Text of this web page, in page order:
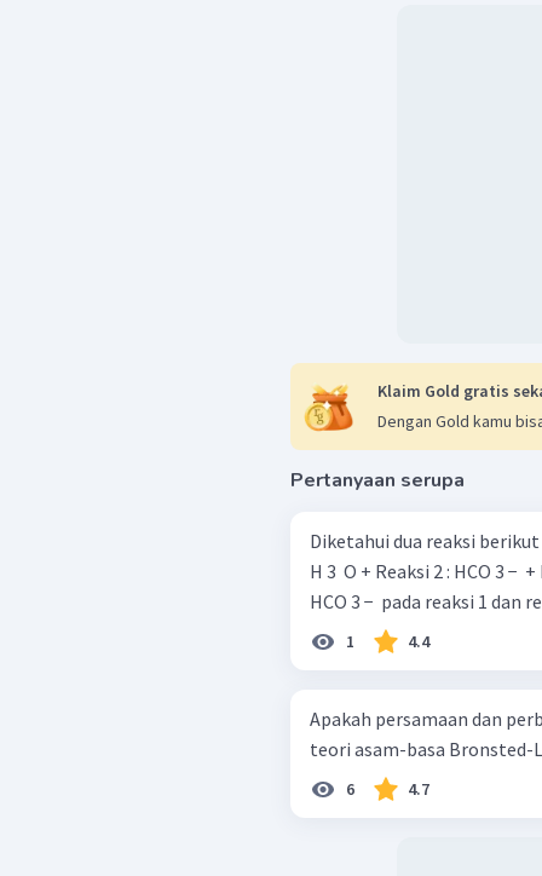
Klaim Gold gratis
Dengan Gold kamu
Pertanyaan serupa
Diketahui dua reaksi berikut ini: Reaksi 1 : HCO 3 − ​ + H 2 ​ O ⇄
H 3 ​ O + Reaksi 2 : HCO 3 − ​ + H 2
HCO 3 − ​ pada reaksi 1 dan
1 4.4
Apakah persamaan dan
teori asam-basa Bronsted-
6 4.7